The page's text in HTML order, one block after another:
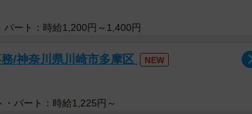
パート：時給1,200円～1,400円
/神奈川県川崎市多摩区 NEW
・パート：時給1,225円～